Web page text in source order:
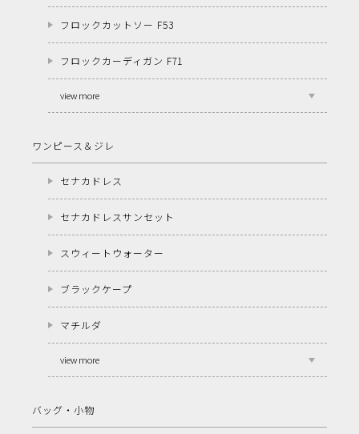
フロックカットソー F53
フロックカーディガン F71
view more
ワンピース＆ジレ
セナカドレス
セナカドレスサンセット
スウィートウォーター
ブラックケープ
マチルダ
view more
バッグ・小物